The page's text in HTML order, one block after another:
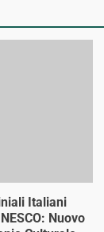
Italiani
Nuovo